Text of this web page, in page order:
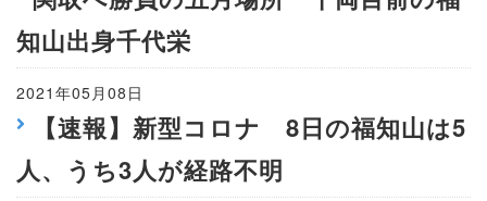
知山出身千代栄
2021年05月08日
【速報】新型コロナ 8日の福知山は5
人、うち3人が経路不明